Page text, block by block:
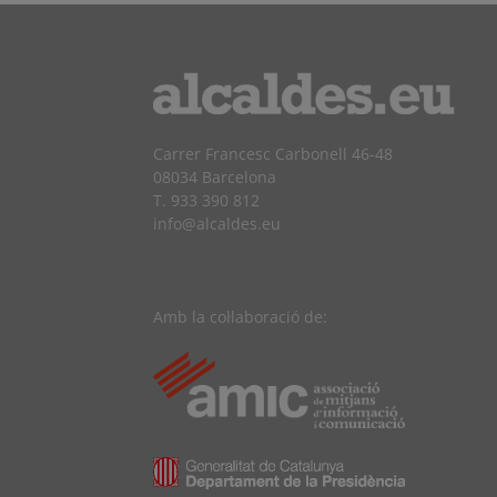
Carrer Francesc Carbonell 46-48
08034 Barcelona
T. 933 390 812
info@alcaldes.eu
Amb la col·laboració de: